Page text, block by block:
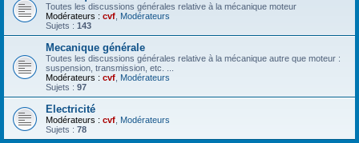
Toutes les discussions générales relative à la mécanique moteur
Modérateurs : cvf Modérateurs
Sujets : 143
Mecanique générale
Toutes les discussions générales relative à la mécanique autre que moteur :
suspension, transmission, etc. ...
Modérateurs : cvf Modérateurs
Sujets : 97
Electricité
Modérateurs : cvf Modérateurs
Sujets : 78